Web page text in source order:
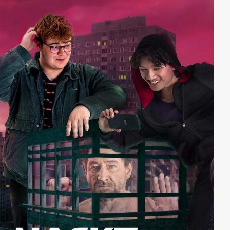
Landtagsabgeordneten, zu untersuchen. Marthaler
lässt während seiner Ermittlungen der Fall der
Unbekannten jedoch keine Ruhe und stellt weitere
Nachforschungen an, welche bald eine mögliche
Verbindungen zwischen den beiden Toten und eine
breit angelegte Verschwörung in Polit-und
Wirtschaftskreisen ans Licht bringen.